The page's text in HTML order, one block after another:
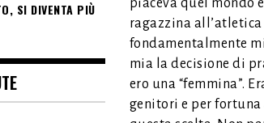
piaceva quel mondo
ragazzina all’atletica
fondamentalmente
mia la decisione di
ero una “femmina”.
genitori e per fortuna
SI DIVENTA PIÙ